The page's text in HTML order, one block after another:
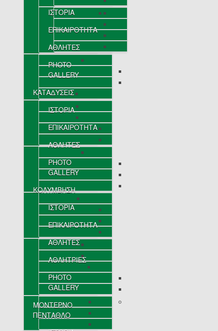
ΙΣΤΟΡΙΑ
ΕΠΙΚΑΙΡΟΤΗΤΑ
ΑΘΛΗΤΕΣ
PHOTO
GALLERY
ΚΑΤΑΔΥΣΕΙΣ
ΙΣΤΟΡΙΑ
ΕΠΙΚΑΙΡΟΤΗΤΑ
ΑΘΛΗΤΕΣ
PHOTO
GALLERY
ΚΟΛΥΜΒΗΣΗ
ΙΣΤΟΡΙΑ
ΕΠΙΚΑΙΡΟΤΗΤΑ
ΑΘΛΗΤΕΣ
ΑΘΛΗΤΡΙΕΣ
PHOTO
GALLERY
ΜΟΝΤΕΡΝΟ
ΠΕΝΤΑΘΛΟ